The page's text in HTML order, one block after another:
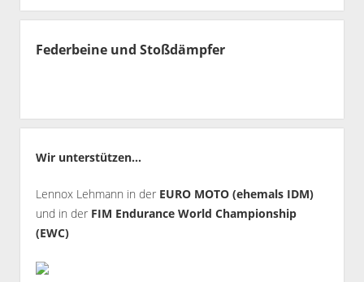
Federbeine und Stoßdämpfer
Wir unterstützen...
Lennox Lehmann in der EURO MOTO (ehemals IDM)
und in der FIM Endurance World Championship
(EWC)